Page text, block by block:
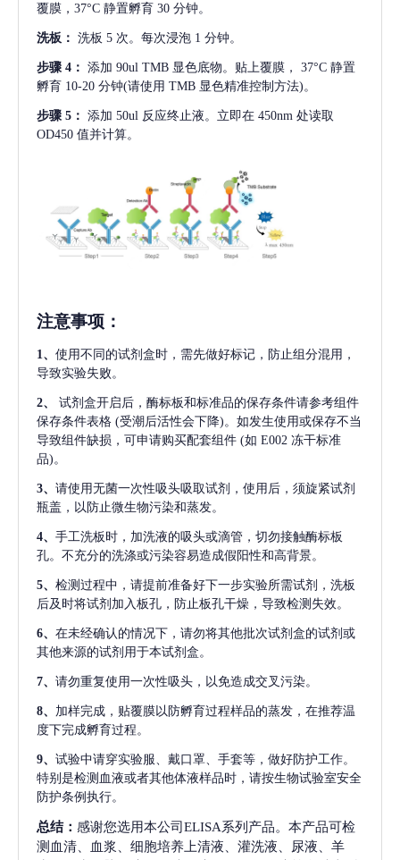
覆膜，37°C 静置孵育 30 分钟。
洗板： 洗板 5 次。每次浸泡 1 分钟。
步骤 4： 添加 90ul TMB 显色底物。贴上覆膜， 37°C 静置
孵育 10-20 分钟(请使用 TMB 显色精准控制方法)。
步骤 5： 添加 50ul 反应终止液。立即在 450nm 处读取
OD450 值并计算。
注意事项 ：
1、 使用不同的试剂盒时，需先做好标记，防止组分混用，
导致实验失败。
2、
试剂盒开启后，酶标板和标准品的保存条件请参考组件
保存条件表格 (受潮后活性会下降)。如发生使用或保存不当
导致组件缺损，可申请购买配套组件 (如 E002 冻干标准
品)。
3、 请使用无菌一次性吸头吸取试剂，使用后，须旋紧试剂
瓶盖，以防止微生物污染和蒸发。
4、 手工洗板时，加洗液的吸头或滴管，切勿接触酶标板
孔。不充分的洗涤或污染容易造成假阳性和高背景。
5、 检测过程中，请提前准备好下一步实验所需试剂，洗板
后及时将试剂加入板孔，防止板孔干燥，导致检测失效。
6、 在未经确认的情况下，请勿将其他批次试剂盒的试剂或
其他来源的试剂用于本试剂盒。
7、 请勿重复使用一次性吸头，以免造成交叉污染。
8、 加样完成，贴覆膜以防孵育过程样品的蒸发，在推荐温
度下完成孵育过程。
9、 试验中请穿实验服、戴口罩、手套等，做好防护工作。
特别是检测血液或者其他体液样品时，请按生物试验室安全
防护条例执行。
总结： 感谢您选用本公司ELISA系列产品。本产品可检
测血清、血浆、细胞培养上清液、灌洗液、尿液、羊